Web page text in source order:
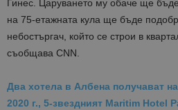
Гинес. Царуването му обаче ще
на 75-етажната кула ще бъде
небостъргач, който се строи в
съобщава CNN.
Два хотела в Албена получават
2020 г., 5-звездният Maritim Hotel